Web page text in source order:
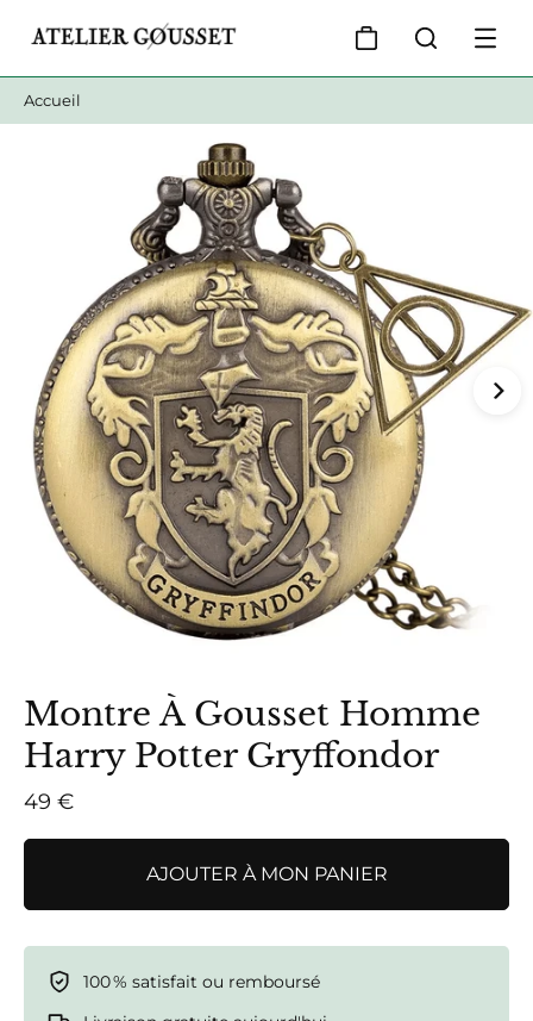
Accueil
Montre À Gousset Homme
Harry Potter Gryffondor
49 €
AJOUTER À MON PANIER
100 % satisfait ou remboursé